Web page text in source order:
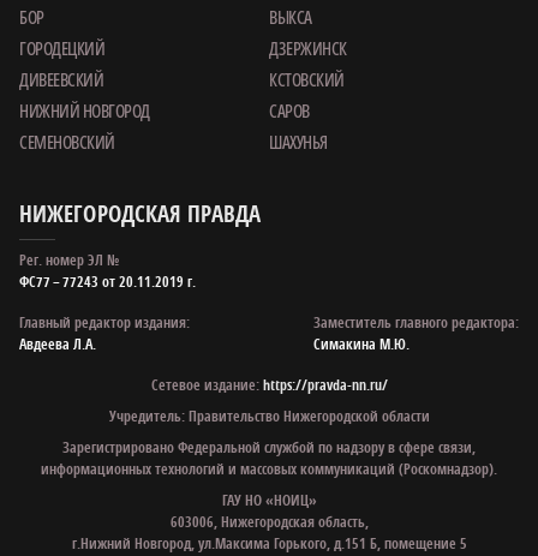
БОР
ВЫКСА
ГОРОДЕЦКИЙ
ДЗЕРЖИНСК
ДИВЕЕВСКИЙ
КСТОВСКИЙ
НИЖНИЙ НОВГОРОД
САРОВ
СЕМЕНОВСКИЙ
ШАХУНЬЯ
НИЖЕГОРОДСКАЯ ПРАВДА
Рег. номер ЭЛ №
ФС77 – 77243 от 20.11.2019 г.
Главный редактор издания:
Авдеева Л.А.
Заместитель главного редактора:
Симакина М.Ю.
Сетевое издание:https://pravda-nn.ru/
Учредитель: Правительство Нижегородской области
Зарегистрировано Федеральной службой по надзору в сфере связи,
информационных технологий и массовых коммуникаций (Роскомнадзор).
ГАУ НО «НОИЦ»
603006, Нижегородская область,
г.Нижний Новгород, ул.Максима Горького, д.151 Б, помещение 5